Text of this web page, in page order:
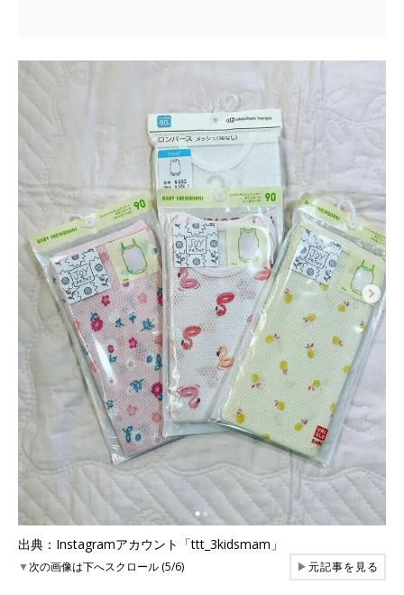
出典：Instagramアカウント「ttt_3kidsmam」
▼次の画像は下へスクロール (5/6) ▶元記事を見る